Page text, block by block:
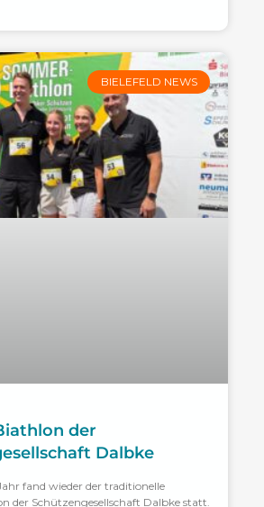
BIELEFELD NEWS
der
Dalbke
fand wieder der traditionelle
der Schützengesellschaft Dalbke statt.